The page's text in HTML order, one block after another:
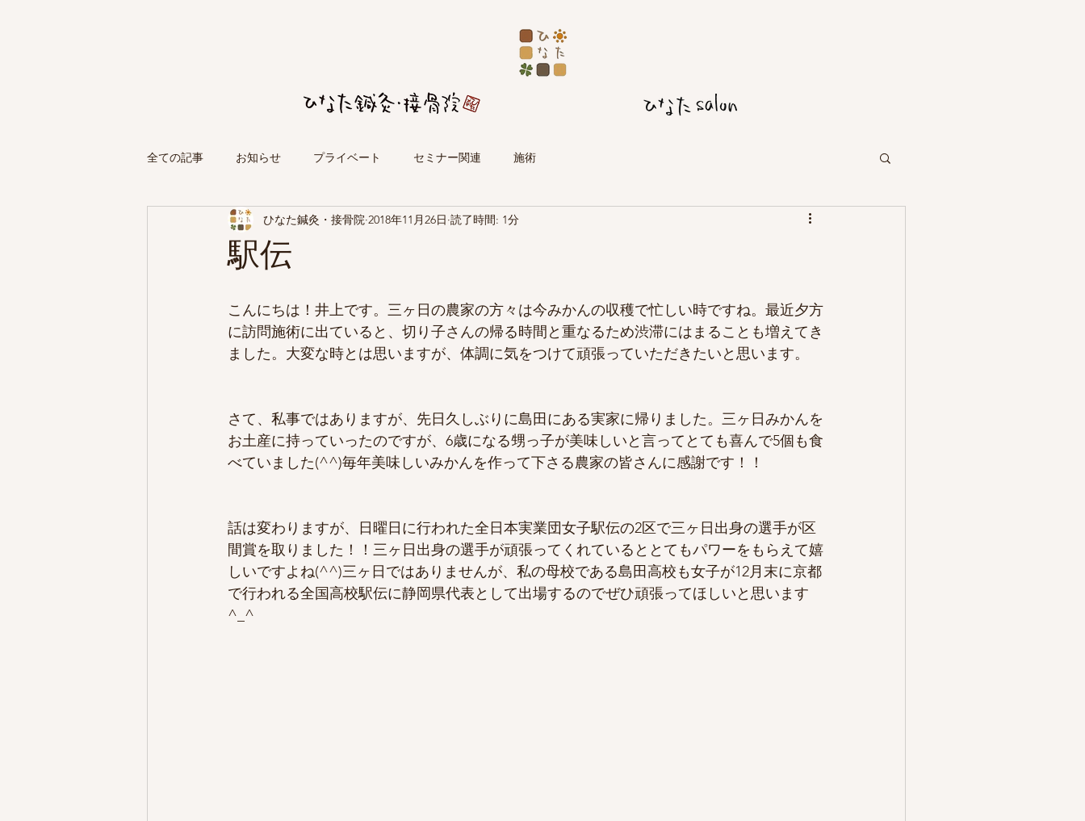
全ての記事 お知らせ プライベート セミナー関連 施術
駅伝
ひなた鍼灸・接骨院 2018年11月26日 読了時間: 1分
こんにちは！井上です。三ヶ日の農家の方々は今みかんの収穫で忙しい時ですね。最近夕方
に訪問施術に出ていると、切り子さんの帰る時間と重なるため渋滞にはまることも増えてき
ました。大変な時とは思いますが、体調に気をつけて頑張っていただきたいと思います。
さて、私事ではありますが、先日久しぶりに島田にある実家に帰りました。三ヶ日みかんを
お土産に持っていったのですが、6歳になる甥っ子が美味しいと言ってとても喜んで5個も食
べていました(^^)毎年美味しいみかんを作って下さる農家の皆さんに感謝です！！
話は変わりますが、日曜日に行われた全日本実業団女子駅伝の2区で三ヶ日出身の選手が区
間賞を取りました！！三ヶ日出身の選手が頑張ってくれているととてもパワーをもらえて嬉
しいですよね(^^)三ヶ日ではありませんが、私の母校である島田高校も女子が12月末に京都
で行われる全国高校駅伝に静岡県代表として出場するのでぜひ頑張ってほしいと思います
^_^